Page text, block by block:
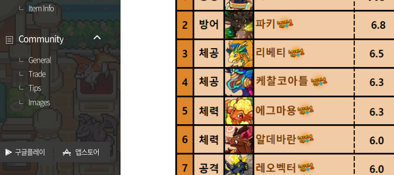
Item Info
Community
General
Trade
Tips
Images
구글플레이 앱스토어